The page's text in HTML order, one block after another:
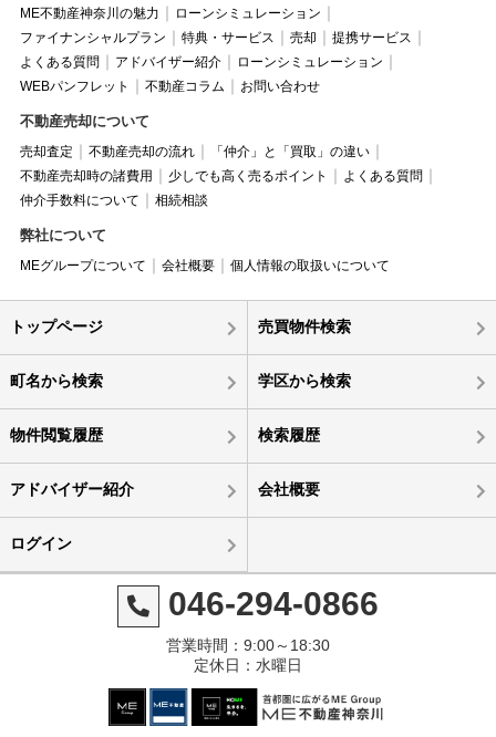
ME不動産神奈川の魅力
ローンシミュレーション
ファイナンシャルプラン
特典・サービス 売却
提携サービス
よくある質問
アドバイザー紹介
ローンシミュレーション
WEBパンフレット
不動産コラム お問い合わせ
不動産売却について
売却査定 不動産売却の流れ
「仲介」と「買取」の違い
不動産売却時の諸費用
少しでも高く売るポイント
よくある質問
仲介手数料について
相続相談
弊社について
MEグループについて 会社概要 個人情報の取扱いについて
トップページ 売買物件検索
町名から検索 学区から検索
物件閲覧履歴 検索履歴
アドバイザー紹介 会社概要
ログイン
046-294-0866
営業時間：9:00～18:30
定休日：水曜日